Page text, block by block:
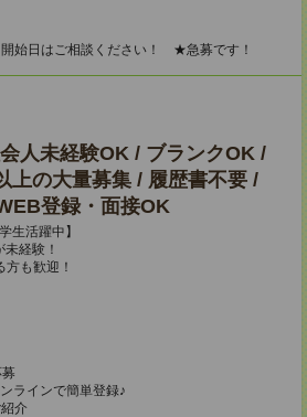
始日はご相談ください！ ★急募です！
人未経験OK / ブランクOK /
上の大量募集 / 履歴書不要 /
登録・面接OK
生活躍中】
経験！
も歓迎！
ラインで簡単登録♪
介